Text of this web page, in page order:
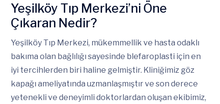
Yeşilköy Tıp Merkezi’ni Öne
Çıkaran Nedir?
Yeşilköy Tıp Merkezi, mükemmellik ve hasta odaklı
bakıma olan bağlılığı sayesinde blefaroplasti için en
iyi tercihlerden biri haline gelmiştir. Kliniğimiz göz
kapağı ameliyatında uzmanlaşmıştır ve son derece
yetenekli ve deneyimli doktorlardan oluşan ekibimiz,